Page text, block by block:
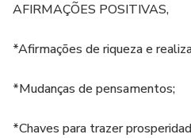
AFIRMAÇÕES POSITIVAS,
*Afirmações de riqueza e
*Mudanças de pensamentos;
*Chaves para trazer